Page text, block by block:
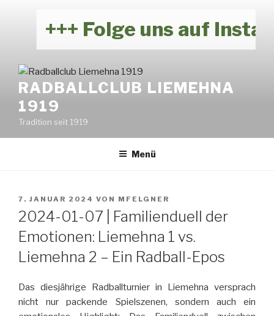
+++ Folge uns auf
RADBALLCLUB LIEMEHNA
1919
Tradition seit 1919
Menü
VERÖFFENTLICHT
AM
7. JANUAR 2024 VON MFELGNER
2024-01-07 | Familienduell der
Emotionen: Liemehna 1 vs.
Liemehna 2 – Ein Radball-Epos
Das diesjährige Radballturnier in Liemehna versprach
nicht nur packende Spielszenen, sondern auch ein